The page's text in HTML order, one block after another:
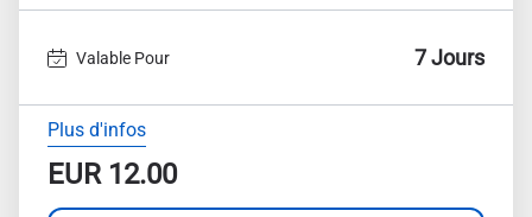
Valable Pour 7 Jours
Plus d'infos
EUR12.00